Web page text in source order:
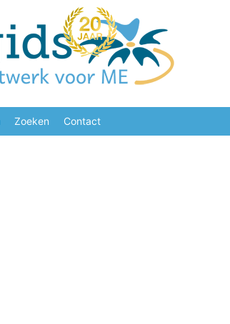
Zoeken Contact